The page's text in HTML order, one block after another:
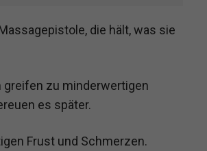
die hält, was sie
greifen zu minderwertigen
es später.
Frust und Schmerzen.